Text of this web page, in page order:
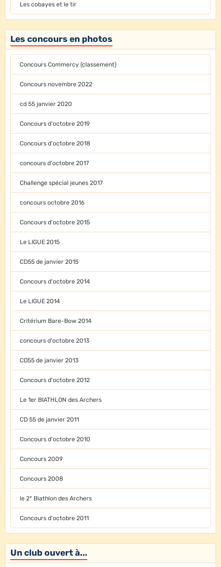
Les cobayes et le tir
Les concours en photos
Concours Commercy (classement)
Concours novembre 2022
cd 55 janvier 2020
Concours d'octobre 2019
Concours d'octobre 2018
concours d'octobre 2017
Challenge spécial jeunes 2017
concours octobre 2016
Concours d'octobre 2015
Le LIGUE 2015
CD55 de janvier 2015
Concours d'octobre 2014
Le LIGUE 2014
Critérium Bare-Bow 2014
concours d'octobre 2013
CD55 de janvier 2013
Concours d'octobre 2012
Le 1er BIATHLON des Archers
CD 55 de janvier 2011
Concours d'octobre 2010
Concours 2009
Concours 2008
le 2° Biathlon des Archers
Concours d'octobre 2011
Un club ouvert à...